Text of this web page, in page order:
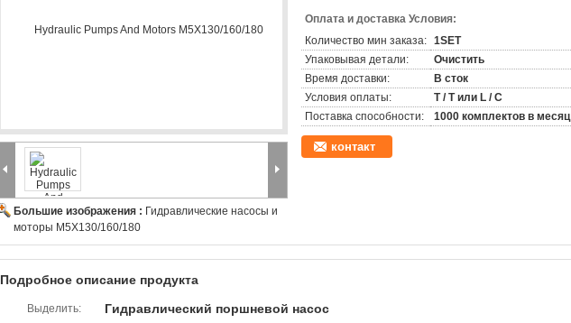
Большие изображения : Гидравлические насосы и
моторы M5X130/160/180
Оплата и доставка Условия:
Количество мин заказа: 1SET
Упаковывая детали:
Очистить
Время доставки:
В сток
Условия оплаты:
T / T или L / C
Поставка способности:
1000 комплектов в месяц
контакт
Подробное описание продукта
Выделить: Гидравлический поршневой насос